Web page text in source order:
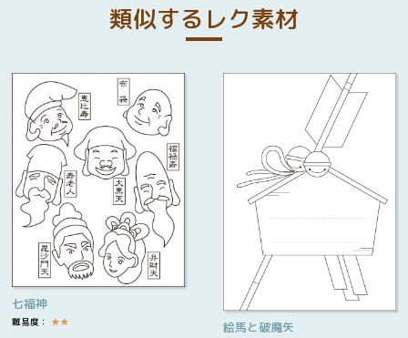
類似するレク素材
七福神
難易度： ★★ 絵馬と破魔矢